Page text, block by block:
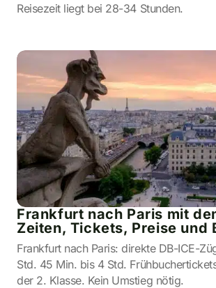
Reisezeit liegt bei 28-34 Stunden.
Frankfurt nach Paris mit
Zeiten, Tickets, Preise und
Frankfurt nach Paris: direkte DB-ICE-
Std. 45 Min. bis 4 Std.
der 2. Klasse. Kein Umstieg nötig.